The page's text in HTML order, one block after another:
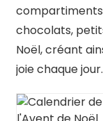
chocolats,
Noël, créant
joie chaque jour.